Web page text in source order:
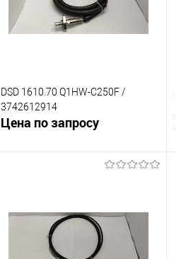
DSD 1610.70 Q1HW-C250F /
3742612914
Цена по запросу
В корзину
К сравнению
В избранное
Под заказ